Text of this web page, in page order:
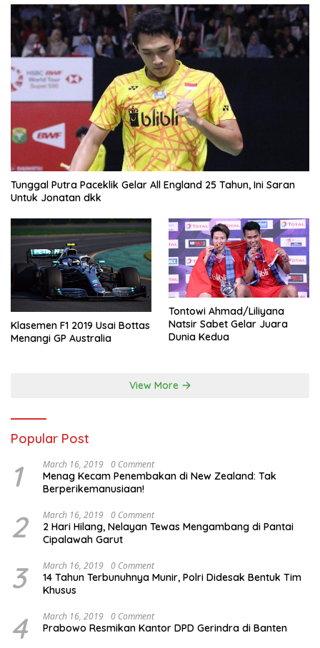
Tunggal Putra Paceklik Gelar All England 25 Tahun, Ini Saran
Untuk Jonatan dkk
Klasemen F1 2019 Usai Bottas
Menangi GP Australia
Tontowi Ahmad/Liliyana
Natsir Sabet Gelar Juara
Dunia Kedua
View More
Popular Post
1 March 16, 2019 0 Comment
Menag Kecam Penembakan di New Zealand: Tak
Berperikemanusiaan!
2 March 16, 2019 0 Comment
2 Hari Hilang, Nelayan Tewas Mengambang di Pantai
Cipalawah Garut
3 March 16, 2019 0 Comment
14 Tahun Terbunuhnya Munir, Polri Didesak Bentuk Tim
Khusus
4 March 16, 2019 0 Comment
Prabowo Resmikan Kantor DPD Gerindra di Banten